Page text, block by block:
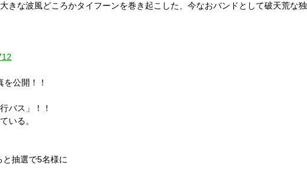
きな波風どころかタイフーンを巻き起こした、今なおバンドとして破天荒な独
公開！！
バス」！！
いる。
抽選で5名様に